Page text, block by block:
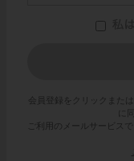
会員登録をクリックまた
に
ご利用のメールサービス